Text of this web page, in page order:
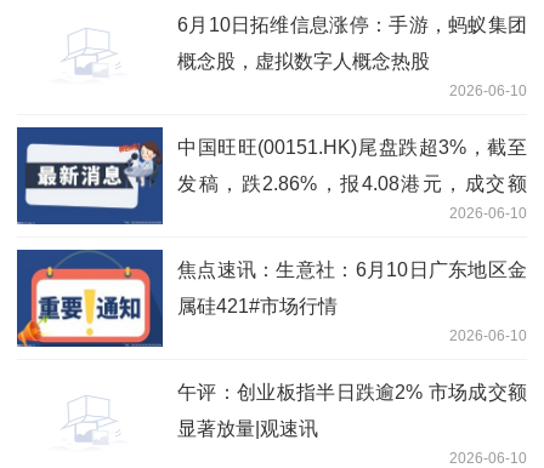
6月10日拓维信息涨停：手游，蚂蚁集团
概念股，虚拟数字人概念热股
2026-06-10
中国旺旺(00151.HK)尾盘跌超3%，截至
发稿，跌2.86%，报4.08港元，成交额
2026-06-10
焦点速讯：生意社：6月10日广东地区金
属硅421#市场行情
2026-06-10
午评：创业板指半日跌逾2% 市场成交额
显著放量|观速讯
2026-06-10